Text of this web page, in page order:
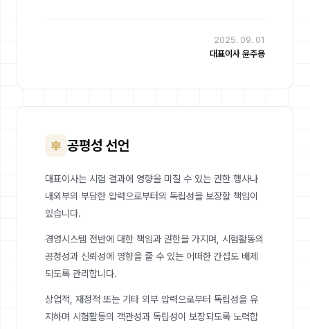
2025. 09. 01
대표이사 윤주용
공평성 선언
대표이사는 시험 결과에 영향을 미칠 수 있는 권한 행사나
내외부의 부당한 압력으로부터의 독립성을 보장할 책임이
있습니다.
경영시스템 전반에 대한 책임과 권한을 가지며, 시험활동의
공정성과 신뢰성에 영향을 줄 수 있는 어떠한 간섭도 배제
되도록 관리합니다.
상업적, 재정적 또는 기타 외부 압력으로부터 독립성을 유
지하며 시험활동의 객관성과 독립성이 보장되도록 노력합